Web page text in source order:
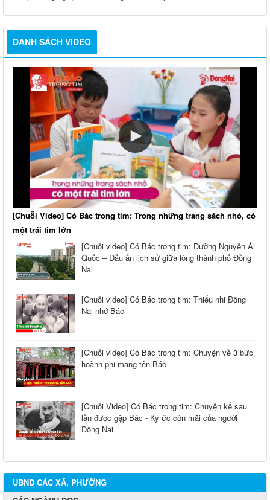
DANH SÁCH VIDEO
[Chuỗi Video] Có Bác trong tim: Trong những trang sách nhỏ, có
một trái tim lớn
[Chuỗi video] Có Bác trong tim: Đường Nguyễn Ái
Quốc – Dấu ấn lịch sử giữa lòng thành phố Đồng
Nai
[Chuỗi video] Có Bác trong tim: Thiếu nhi Đồng
Nai nhớ Bác
[Chuỗi video] Có Bác trong tim: Chuyện về 3 bức
hoành phi mang tên Bác
[Chuỗi Video] Có Bác trong tim: Chuyện kể sau
lần được gặp Bác - Ký ức còn mãi của người
Đồng Nai
UBND CÁC XÃ, PHƯỜNG